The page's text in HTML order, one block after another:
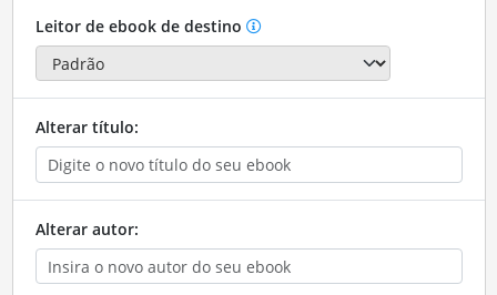
Leitor de ebook de destino
Alterar título:
Alterar autor: